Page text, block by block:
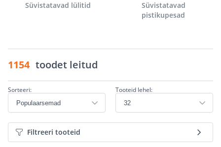
Süvistatavad lülitid
Süvistatavad
pistikupesad
1154 toodet leitud
Sorteeri: Tooteid lehel:
Filtreeri tooteid